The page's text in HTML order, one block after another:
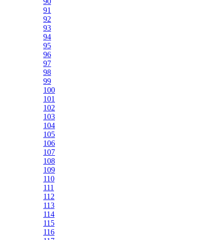
91
92
93
94
95
96
97
98
99
100
101
102
103
104
105
106
107
108
109
110
111
112
113
114
115
116